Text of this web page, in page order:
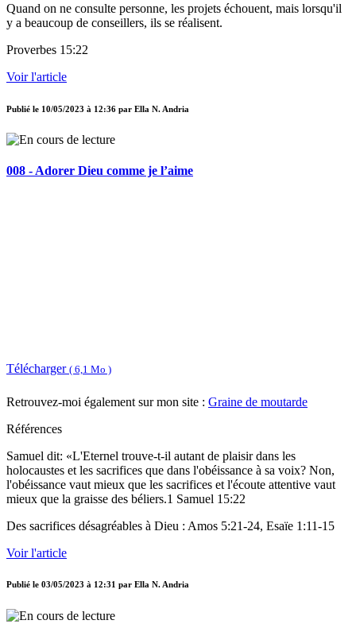
Quand on ne consulte personne, les projets échouent, mais lorsqu'il
y a beaucoup de conseillers, ils se réalisent.
Proverbes 15:22
Voir l'article
Publié le 10/05/2023 à 12:36 par Ella N. Andria
008 - Adorer Dieu comme je l’aime
Télécharger ( 6,1 Mo )
Retrouvez-moi également sur mon site : Graine de moutarde
Références
Samuel dit: «L'Eternel trouve-t-il autant de plaisir dans les
holocaustes et les sacrifices que dans l'obéissance à sa voix? Non,
l'obéissance vaut mieux que les sacrifices et l'écoute attentive vaut
mieux que la graisse des béliers.1 Samuel 15:22
Des sacrifices désagréables à Dieu : Amos 5:21-24, Esaïe 1:11-15
Voir l'article
Publié le 03/05/2023 à 12:31 par Ella N. Andria